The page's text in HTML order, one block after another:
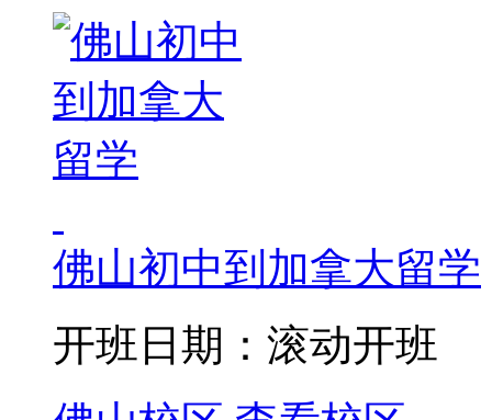
佛山初中到加拿大留学
开班日期：滚动开班